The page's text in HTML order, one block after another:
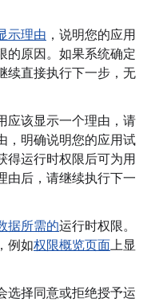
示理由 ，说明您的应用
的原因。如果系统确定
续直接执行下一步，无
应该显示一个理由，请
，明确说明您的应用试
得运行时权限后可为用
由后，请继续执行下一
据所需的运行时权限。
例如权限概览页面上显
选择同意或拒绝授予运